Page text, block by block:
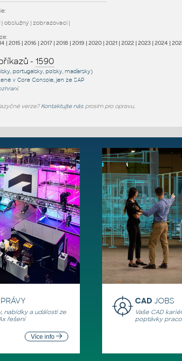
| obslužný| zobrazovací|
| 2015| 2016| 2017| 2018 | 2019| 2020| 2021| 2022| 2023| 2024|
- 1590
portugalsky, polsky, maďarsky)
v Core Console, jenze SAP
verze? Kontaktujte násprosím pro opravu.
nabídky a události ze
řešení
Více info
CADJOBS
Vaše CAD
poptávky